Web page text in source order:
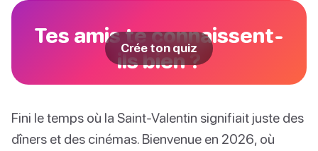
Tes amis te connaissent-
ils bien ?
Crée ton quiz
Fini le temps où la Saint-Valentin signifiait juste des
dîners et des cinémas. Bienvenue en 2026, où